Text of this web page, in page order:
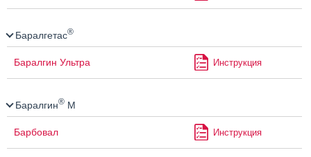
Баралгетас®
Баралгин Ультра Инструкция
Баралгин® М
Барбовал Инструкция